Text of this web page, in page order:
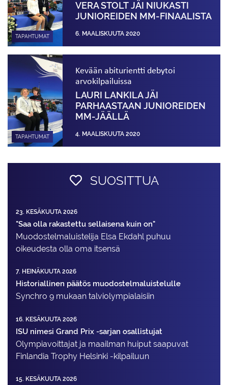
TAPAHTUMAT
VERA STOLT JÄI NIUKASTI
JUNIOREIDEN MM-FINAALISTA
6. MAALISKUUTA 2020
TAPAHTUMAT
Kevään abiturientti debytoi
arvokilpailuissa
LAURI LANKILA JÄI
PARHAASTAAN JUNIOREIDEN
MM-JÄÄLLÄ
4. MAALISKUUTA 2020
SUOSITTUA
23. KESÄKUUTA 2026
"Saa olla rakastettu sellaisena kuin on"
Muodostelma­luistelija Elsa Ekdahl puhuu
oikeudesta olla oma itsensä
7. HEINÄKUUTA 2026
Historiallinen päätös muodostelmaluistelulle
Synchro 9 mukaan talviolympialaisiin
16. KESÄKUUTA 2026
ISU nimesi Grand Prix -sarjan osallistujat
Olympiavoittajat ja maailman huiput saapuvat
Finlandia Trophy Helsinki -kilpailuun
15. KESÄKUUTA 2026